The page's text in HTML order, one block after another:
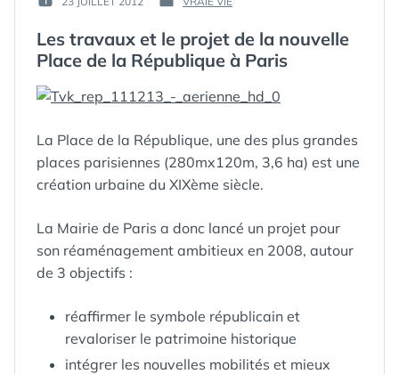
PUBLIÉ
PUBLIÉ
Les travaux et le projet de la nouvelle
Place de la République à Paris
La Place de la République, une des plus grandes
places parisiennes (280mx120m, 3,6 ha) est une
création urbaine du XIXème siècle.
La Mairie de Paris a donc lancé un projet pour
son réaménagement ambitieux en 2008, autour
de 3 objectifs :
réaffirmer le symbole républicain et
revaloriser le patrimoine historique
intégrer les nouvelles mobilités et mieux